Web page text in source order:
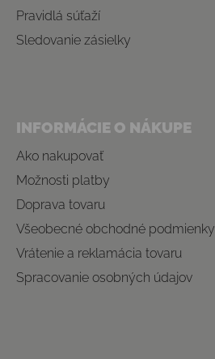
Pravidlá súťaží
Sledovanie zásielky
INFORMÁCIE O NÁKUPE
Ako nakupovať
Možnosti platby
Doprava tovaru
Všeobecné obchodné podmienky
Vrátenie a reklamácia tovaru
Spracovanie osobných údajov